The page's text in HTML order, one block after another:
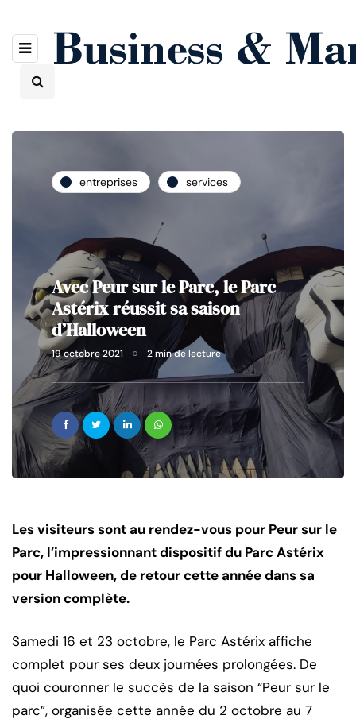
entreprises services
Avec Peur sur le Parc, le Parc
Astérix réussit sa saison
d’Halloween
19 octobre 2021 2 min de lecture
Les visiteurs sont au rendez-vous pour Peur sur le
Parc, l’impressionnant dispositif du Parc Astérix
pour Halloween, de retour cette année dans sa
version complète.
Samedi 16 et 23 octobre, le Parc Astérix affiche
complet pour ses deux journées prolongées. De
quoi couronner le succès de la saison “Peur sur le
parc”, organisée cette année du 2 octobre au 7